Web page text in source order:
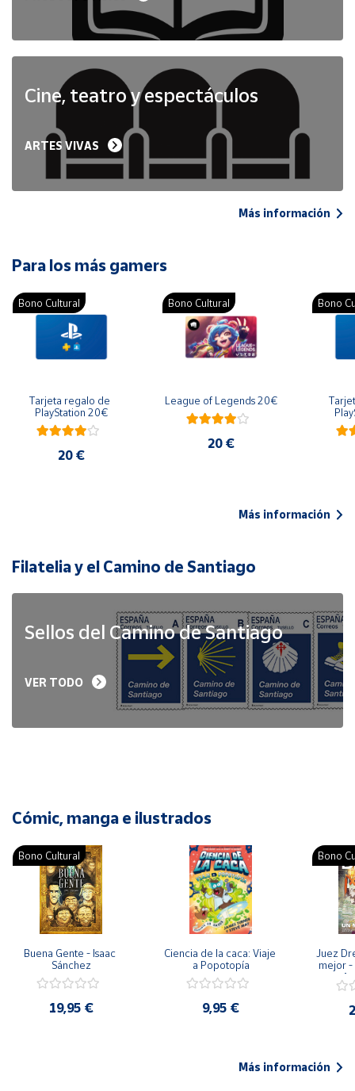
Cine, teatro y espectáculos
ARTES VIVAS
Más información
Para los más gamers
Bono Cultural
Tarjeta regalo de
PlayStation 20€
20 €
Bono Cultural
League of Legends 20€
20 €
Bono
Más información
Filatelia y el Camino de Santiago
Sellos del Camino de Santiago
VER TODO
Cómic, manga e ilustrados
Bono Cultural
Buena Gente - Isaac
Sánchez
19,95 €
Ciencia de la caca: Viaje
a Popotopía
9,95 €
Bono
Juez
mejor -
Más información